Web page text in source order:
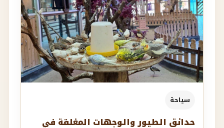
سياحة
حدائق الطيور والوجهات المغلقة في